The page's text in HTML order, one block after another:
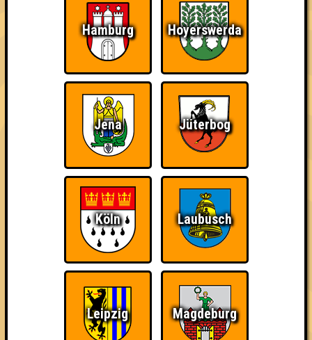
Quizveteran
Wir sind immer bei
Nerven aus Stahl
The Amount of
Teilnahmen is too
damn high
Ich war da, vor 3000
Da-Da Da! Da-Da Da!
Teil der Oberschicht Knapp daneben!
Hamburg Hoyerswerda
Jena Jüterbog
Köln Laubusch
Leipzig Magdeburg